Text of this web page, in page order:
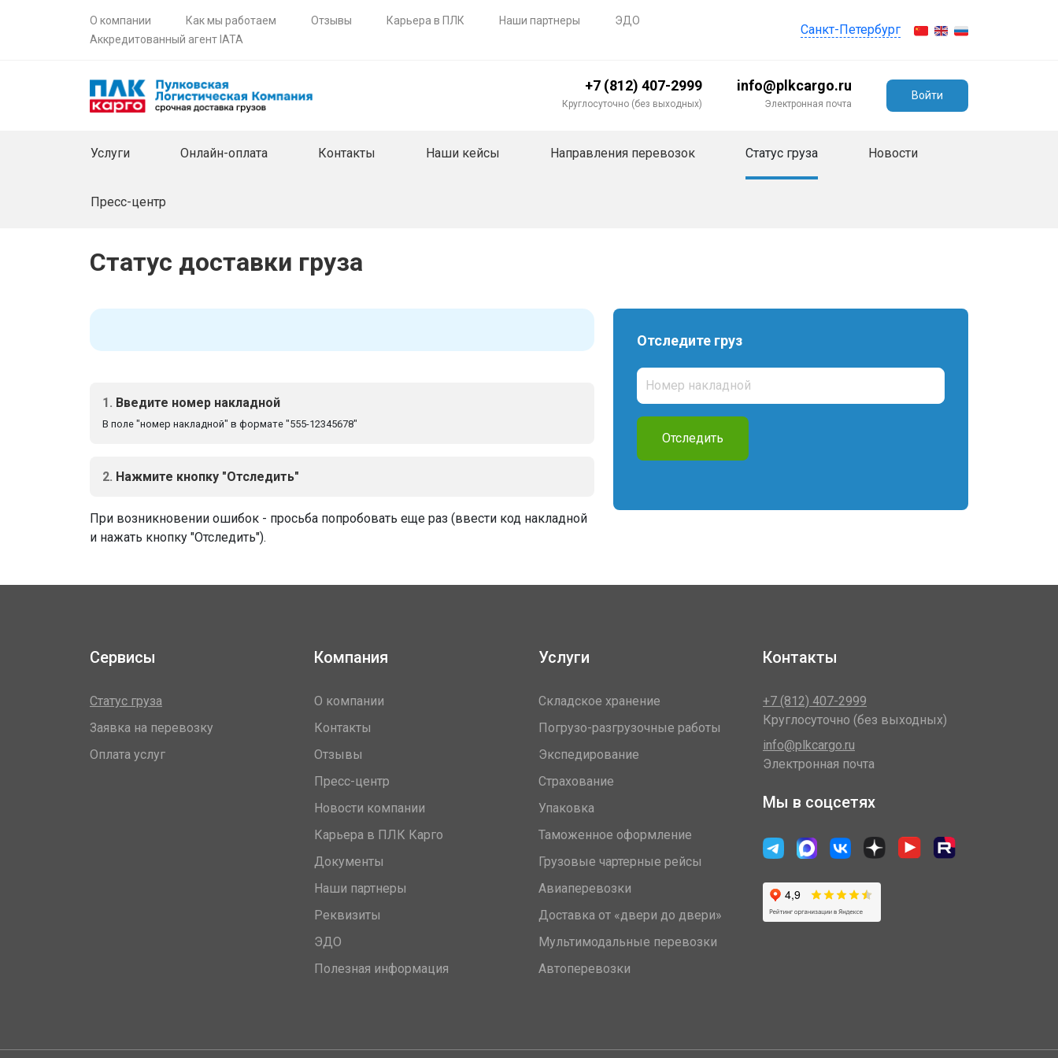
О компании Как мы работаем Отзывы Карьера в ПЛК Наши партнеры
ЭДО
Аккредитованный агент IATA
Санкт-Петербург
+7 (812) 407-2999
Круглосуточно (без выходных)
info@plkcargo.ru
Электронная почта
Войти
Услуги Онлайн-оплата Контакты Наши кейсы Направления перевозок Статус груза Новости
Пресс-центр
Статус доставки груза
1. Введите номер накладной
В поле "номер накладной" в формате "555-12345678"
2. Нажмите кнопку "Отследить"
При возникновении ошибок - просьба попробовать еще раз (ввести код накладной
и нажать кнопку "Отследить").
Отследите груз
Отследить
Сервисы
Статус груза
Заявка на перевозку
Оплата услуг
Компания
О компании
Контакты
Отзывы
Пресс-центр
Новости компании
Карьера в ПЛК Карго
Документы
Наши партнеры
Реквизиты
ЭДО
Полезная информация
Услуги
Складское хранение
Погрузо-разгрузочные работы
Экспедирование
Страхование
Упаковка
Таможенное оформление
Грузовые чартерные рейсы
Авиаперевозки
Доставка от «двери до двери»
Мультимодальные перевозки
Автоперевозки
Контакты
+7 (812) 407-2999
Круглосуточно (без выходных)
info@plkcargo.ru
Электронная почта
Мы в соцсетях